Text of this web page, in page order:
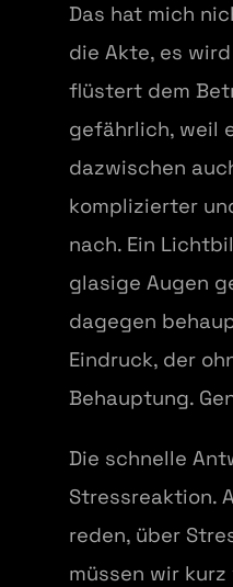
Das hat mich
die Akte, es
flüstert dem
gefährlich, weil
dazwischen
komplizierter
nach. Ein
glasige Augen
dagegen
Eindruck, der
Behauptung.
Die schnelle
Stressreaktion.
reden, über
müssen wir